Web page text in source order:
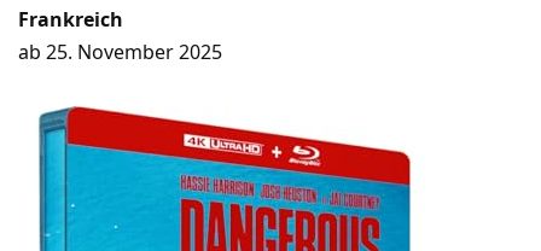
Frankreich
ab 25. November 2025